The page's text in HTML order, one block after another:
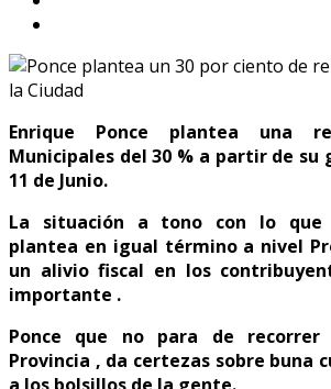
Enrique Ponce plantea una
Municipales del 30 % a partir de su
11 de Junio.
La situación a tono con lo que
plantea en igual término a nivel
un alivio fiscal en los
importante .
Ponce que no para de
Provincia , da certezas sobre buna